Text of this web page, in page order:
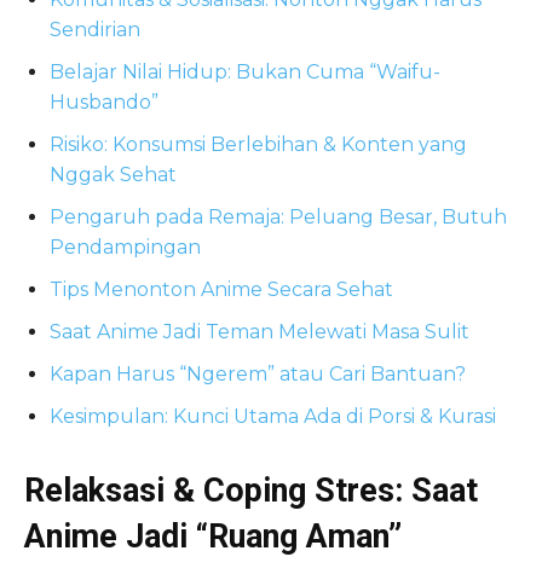
Sendirian
Belajar Nilai Hidup: Bukan Cuma “Waifu-
Husbando”
Risiko: Konsumsi Berlebihan & Konten yang
Nggak Sehat
Pengaruh pada Remaja: Peluang Besar, Butuh
Pendampingan
Tips Menonton Anime Secara Sehat
Saat Anime Jadi Teman Melewati Masa Sulit
Kapan Harus “Ngerem” atau Cari Bantuan?
Kesimpulan: Kunci Utama Ada di Porsi & Kurasi
Relaksasi & Coping Stres: Saat
Anime Jadi “Ruang Aman”